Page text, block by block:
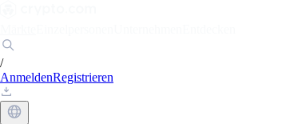
/
AnmeldenRegistrieren